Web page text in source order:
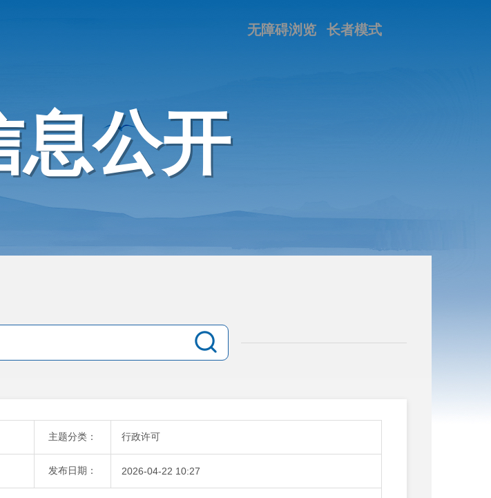
长者模式
无障碍浏览
息公开
主题分类： 行政许可
发布日期： 2026-04-22 10:27